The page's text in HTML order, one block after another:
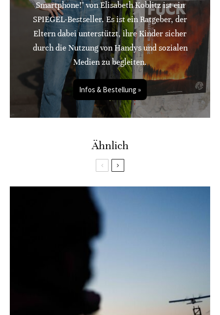
Smartphone!" von Elisabeth Koblitz ist ein
SPIEGEL-Bestseller. Es ist ein Ratgeber, der
Eltern dabei unterstützt, ihre Kinder sicher
durch die Nutzung von Handys und sozialen
Medien zu begleiten.
Infos & Bestellung »
Ähnlich